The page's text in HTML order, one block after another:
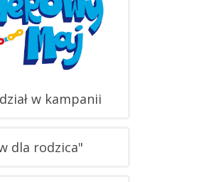
w kampanii
dla rodzica"